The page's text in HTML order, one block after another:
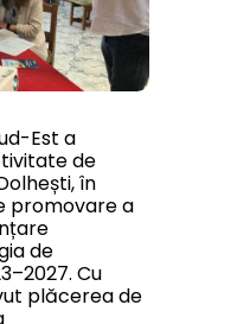
Est a
de
în
promovare a
de
Cu
plăcerea de